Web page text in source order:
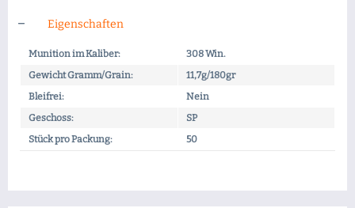
Eigenschaften
Munition im Kaliber:
308 Win.
Gewicht Gramm/Grain:
11,7g/180gr
Bleifrei:
Nein
Geschoss:
SP
Stück pro Packung:
50